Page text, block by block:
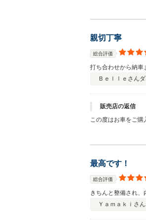
親切丁寧
総合評価
打ち合わせから納車
Ｂｅｌｌｅさん
販売店の返信
この度はお車をご購
最高です！
総合評価
きちんと整備され
Ｙａｍａｋｉさん